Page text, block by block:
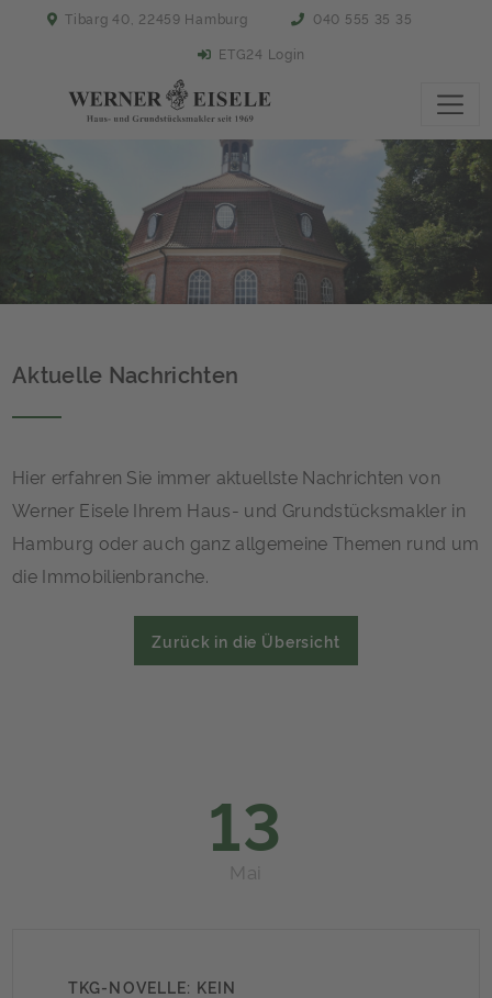
Tibarg 40, 22459 Hamburg
040 555 35 35
ETG24 Login
Aktuelle Nachrichten
Hier erfahren Sie immer aktuellste Nachrichten von
Werner Eisele Ihrem Haus- und Grundstücksmakler in
Hamburg oder auch ganz allgemeine Themen rund um
die Immobilienbranche.
Zurück in die Übersicht
13
Mai
TKG-NOVELLE: KEIN